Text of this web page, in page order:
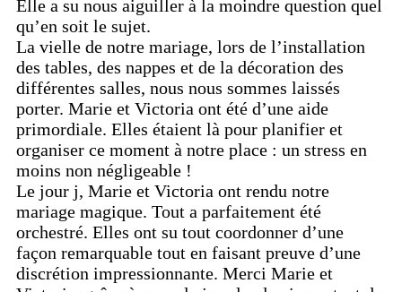
Elle a su nous aiguiller à la moindre question quel
qu’en soit le sujet.
La vielle de notre mariage, lors de l’installation
des tables, des nappes et de la décoration des
différentes salles, nous nous sommes laissés
porter. Marie et Victoria ont été d’une aide
primordiale. Elles étaient là pour planifier et
organiser ce moment à notre place : un stress en
moins non négligeable !
Le jour j, Marie et Victoria ont rendu notre
mariage magique. Tout a parfaitement été
orchestré. Elles ont su tout coordonner d’une
façon remarquable tout en faisant preuve d’une
discrétion impressionnante. Merci Marie et